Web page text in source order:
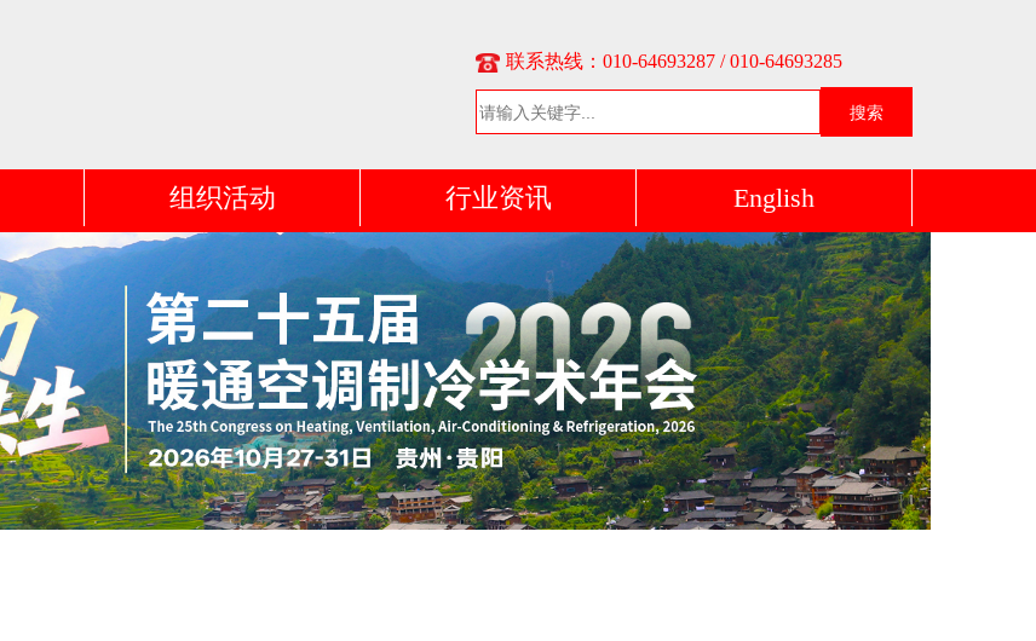
联系热线：010-64693287 / 010-64693285
搜索
组织活动 行业资讯 English